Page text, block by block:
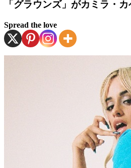
「グラウンズ」がカミラ・
Spread the love